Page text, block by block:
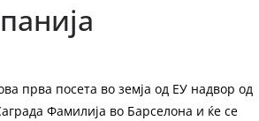
прва посета во земја од ЕУ надвор од
Фамилија во Барселона и ќе се